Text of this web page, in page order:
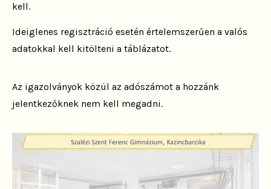
kell.
Ideiglenes regisztráció esetén értelemszerűen a valós
adatokkal kell kitölteni a táblázatot.
Az igazolványok közül az adószámot a hozzánk
jelentkezőknek nem kell megadni.